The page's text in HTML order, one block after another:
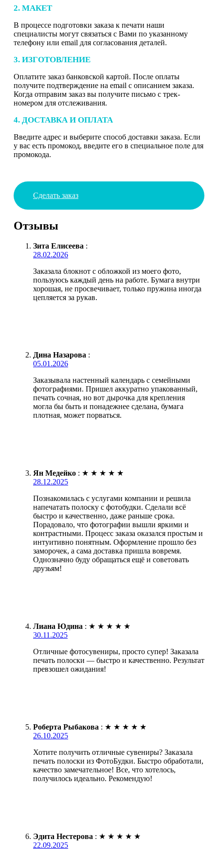
2. МАКЕТ
В процессе подготовки заказа к печати наши
специалисты могут связаться с Вами по указанному
телефону или email для согласования деталей.
3. ИЗГОТОВЛЕНИЕ
Оплатите заказ банковской картой. После оплаты
получите подтверждение на email с описанием заказа.
Когда отправим заказ вы получите письмо с трек-
номером для отслеживания.
4. ДОСТАВКА И ОПЛАТА
Введите адрес и выберите способ доставки заказа. Если
у вас есть промокод, введите его в специальное поле для
промокода.
Сделать заказ
Отзывы
Зита Елисеева :
28.02.2026
Заказала блокнот с обложкой из моего фото,
пользуюсь каждый день на работе. Бумага внутри
хорошая, не просвечивает, только пружина иногда
цепляется за рукав.
Дина Назарова :
05.01.2026
Заказывала настенный календарь с семейными
фотографиями. Пришел аккуратно упакованный,
печать сочная, но вот дырочка для крепления
могла бы быть и понадежнее сделана, бумага
плотная, может порваться.
Ян Медейко : ★ ★ ★ ★ ★
28.12.2025
Познакомилась с услугами компании и решила
напечатать полоску с фотобудки. Сделали всё
быстро и качественно, даже раньше срока.
Порадовало, что фотографии вышли яркими и
контрастными. Процесс заказа оказался простым и
интуитивно понятным. Оформление прошло без
заморочек, а сама доставка пришла вовремя.
Однозначно буду обращаться ещё и советовать
друзьям!
Лиана Юдина : ★ ★ ★ ★ ★
30.11.2025
Отличные фотосувениры, просто супер! Заказала
печать полоски — быстро и качественно. Результат
превзошел ожидания!
Роберта Рыбакова : ★ ★ ★ ★ ★
26.10.2025
Хотите получить отличные сувениры? Заказала
печать полоски из ФотоБудки. Быстро обработали,
качество замечательное! Все, что хотелось,
получилось идеально. Рекомендую!
Эдита Нестерова : ★ ★ ★ ★ ★
22.09.2025